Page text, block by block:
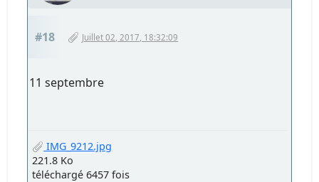
#18 Juillet 02, 2017, 18:32:09
11 septembre
IMG_9212.jpg
221.8 Ko
téléchargé 6457 fois